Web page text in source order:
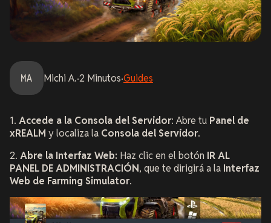
MA Michi A.·2 Minutos·Guides
1. Accede a la Consola del Servidor: Abre tu Panel de
xREALM y localiza la Consola del Servidor.
2. Abre la Interfaz Web: Haz clic en el botón IR AL
PANEL DE ADMINISTRACIÓN, que te dirigirá a la Interfaz
Web de Farming Simulator.